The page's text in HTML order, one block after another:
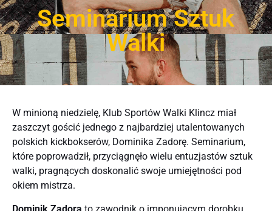
Seminarium Sztuk
Walki
W minioną niedzielę, Klub Sportów Walki Klincz miał
zaszczyt gościć jednego z najbardziej utalentowanych
polskich kickbokserów, Dominika Zadorę. Seminarium,
które poprowadził, przyciągnęło wielu entuzjastów sztuk
walki, pragnących doskonalić swoje umiejętności pod
okiem mistrza.
Dominik Zadora to zawodnik o imponującym dorobku